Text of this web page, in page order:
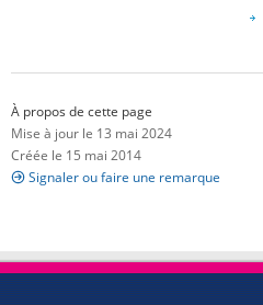
À propos de cette page
Mise à jour le 13 mai 2024
Créée le 15 mai 2014
Signaler ou faire une remarque